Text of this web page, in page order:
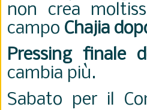
non crea
campo Chajia
Pressing finale
cambia più.
Sabato per il